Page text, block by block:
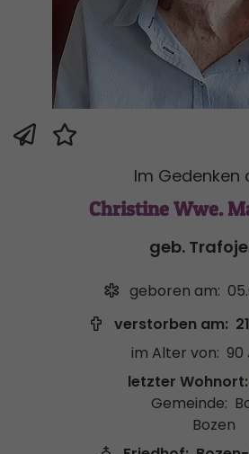
Im Gedenken
Christine Wwe.
geb.
geboren am:
verstorben am:
im Alter von: 90
letzter Wohnort:
Gemeinde:
Bozen